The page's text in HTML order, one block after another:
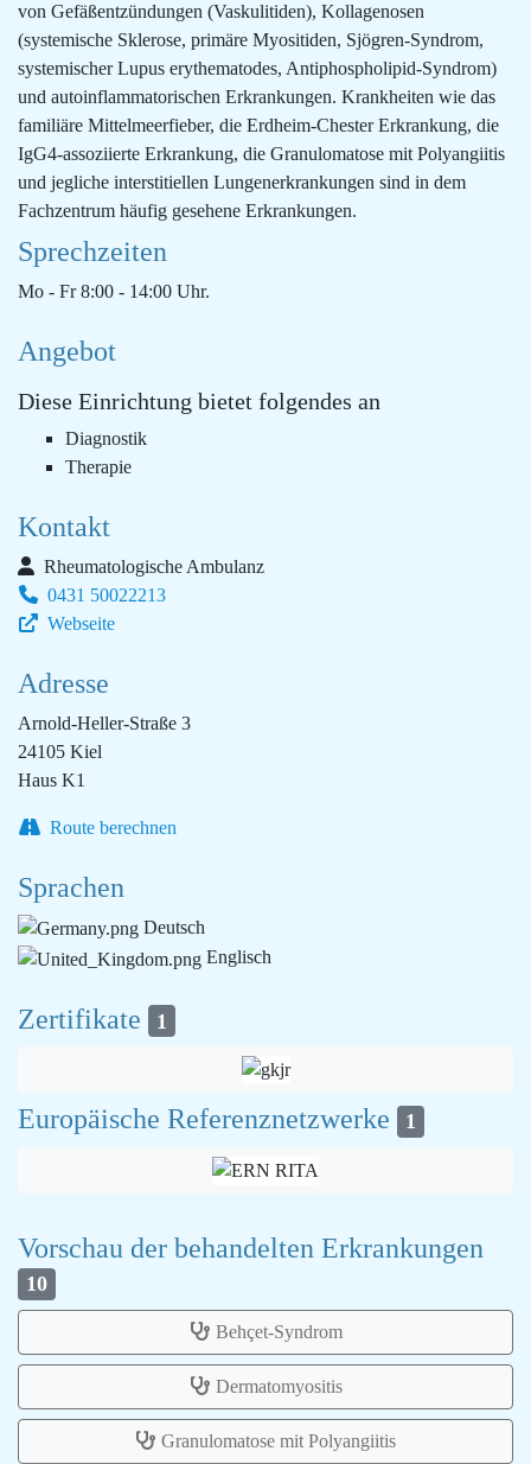
von Gefäßentzündungen (Vaskulitiden), Kollagenosen
(systemische Sklerose, primäre Myositiden, Sjögren-Syndrom,
systemischer Lupus erythematodes, Antiphospholipid-Syndrom)
und autoinflammatorischen Erkrankungen. Krankheiten wie das
familiäre Mittelmeerfieber, die Erdheim-Chester Erkrankung, die
IgG4-assoziierte Erkrankung, die Granulomatose mit Polyangiitis
und jegliche interstitiellen Lungenerkrankungen sind in dem
Fachzentrum häufig gesehene Erkrankungen.
Sprechzeiten
Mo - Fr 8:00 - 14:00 Uhr.
Angebot
Diese Einrichtung bietet folgendes an
Diagnostik
Therapie
Kontakt
Rheumatologische Ambulanz
0431 50022213
Webseite
Adresse
Arnold-Heller-Straße 3
24105 Kiel
Haus K1
Route berechnen
Sprachen
Deutsch
Englisch
Zertifikate 1
Europäische Referenznetzwerke 1
Vorschau der behandelten Erkrankungen
10
Behçet-Syndrom
Dermatomyositis
Granulomatose mit Polyangiitis